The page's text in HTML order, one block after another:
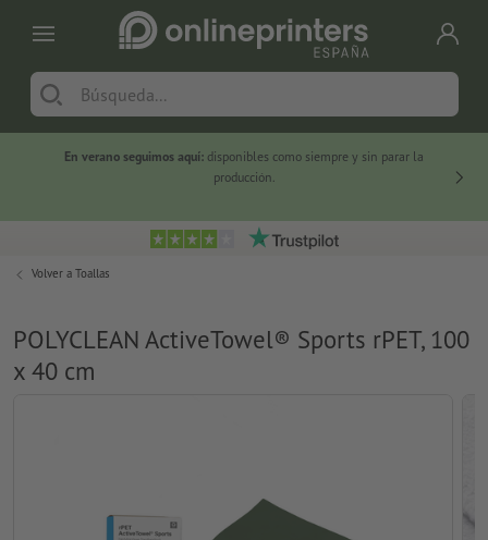
En verano seguimos aquí: disponibles como siempre y sin parar la
producción.
Volver a Toallas
POLYCLEAN ActiveTowel® Sports rPET, 100
x 40 cm